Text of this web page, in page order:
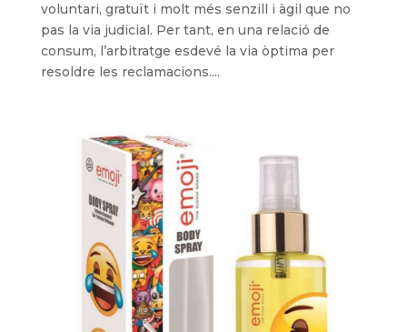
voluntari, gratuït i molt més senzill i àgil que no
pas la via judicial. Per tant, en una relació de
consum, l’arbitratge esdevé la via òptima per
resoldre les reclamacions....